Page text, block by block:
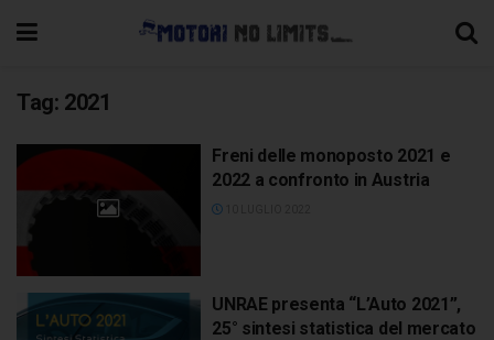
Tag: 2021
Freni delle monoposto 2021 e
2022 a confronto in Austria
UNRAE presenta “L’Auto 2021”,
25° sintesi statistica del mercato